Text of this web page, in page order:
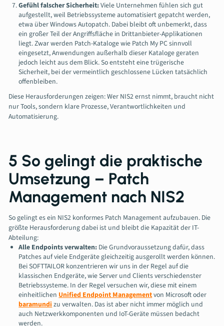
Gefühl falscher Sicherheit:Viele Unternehmen fühlen sich gut
aufgestellt, weil Betriebssysteme automatisiert gepatcht werden,
etwa über Windows Autopatch. Dabei bleibt oft unbemerkt, dass
ein großer Teil der Angriffsfläche in Drittanbieter-Applikationen
liegt. Zwar werden Patch-Kataloge wie Patch My PC sinnvoll
eingesetzt, Anwendungen außerhalb dieser Kataloge geraten
jedoch leicht aus dem Blick. So entsteht eine trügerische
Sicherheit, bei der vermeintlich geschlossene Lücken tatsächlich
offenbleiben.
Diese Herausforderungen zeigen: Wer NIS2 ernst nimmt, braucht nicht
nur Tools, sondern klare Prozesse, Verantwortlichkeiten und
Automatisierung.
5 So gelingt die praktische
Umsetzung – Patch
Management nach NIS2
So gelingt es ein NIS2 konformes Patch Management aufzubauen. Die
größte Herausforderung dabei ist und bleibt die Kapazität der IT-
Abteilung:
Alle Endpoints verwalten: Die Grundvoraussetzung dafür, dass
Patches auf viele Endgeräte gleichzeitig ausgerollt werden können.
Bei SOFTTAILOR konzentrieren wir uns in der Regel auf die
klassischen Endgeräte, wie Server und Clients verschiedenster
Betriebssysteme. In der Regel versuchen wir, diese mit einem
einheitlichenUnified Endpoint Managementvon Microsoft oder
baramundizu verwalten. Das ist aber nicht immer möglich und
auch Netzwerkkomponenten und IoT-Geräte müssen bedacht
werden.